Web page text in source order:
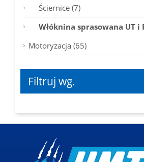
Ściernice (7)
Włóknina sprasowana UT i
Motoryzacja (65)
Filtruj wg.